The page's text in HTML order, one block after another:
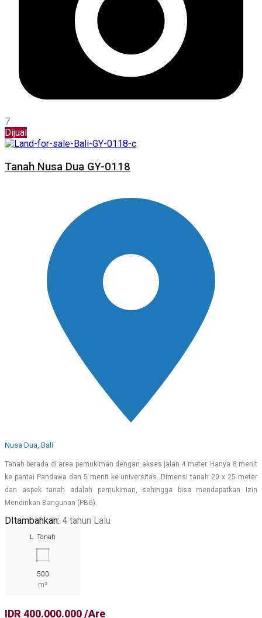
7
Dijual
Tanah Nusa Dua GY-0118
Nusa Dua, Bali
Tanah berada di area pemukiman dengan akses jalan 4 meter. Hanya 8 menit
ke pantai Pandawa dan 5 menit ke universitas. Dimensi tanah 20 x 25 meter
dan aspek tanah adalah pemukiman, sehingga bisa mendapatkan Izin
Mendirikan Bangunan (PBG).
DItambahkan: 4 tahun Lalu
L. Tanah
500
m²
IDR 400.000.000 /Are